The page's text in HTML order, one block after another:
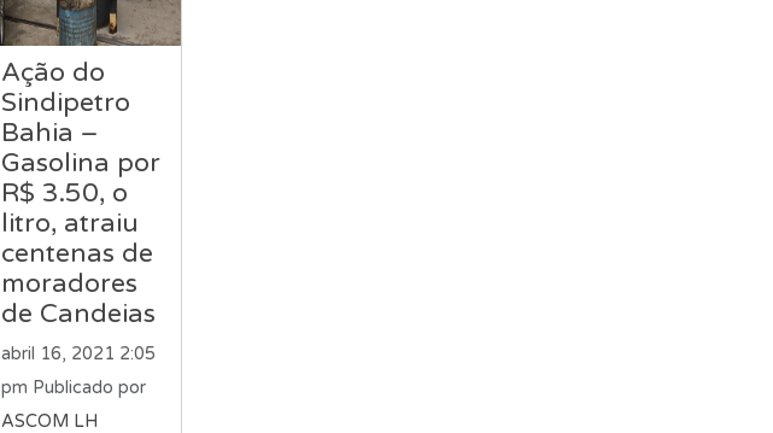
Ação do
Sindipetro
Bahia –
Gasolina por
R$ 3.50, o
litro, atraiu
centenas de
moradores
de Candeias
abril 16, 2021 2:05
pm Publicado por
ASCOM LH